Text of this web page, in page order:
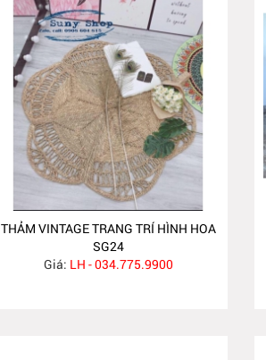
THẢM VINTAGE TRANG TRÍ HÌNH HOA
SG24
Giá: LH - 034.775.9900